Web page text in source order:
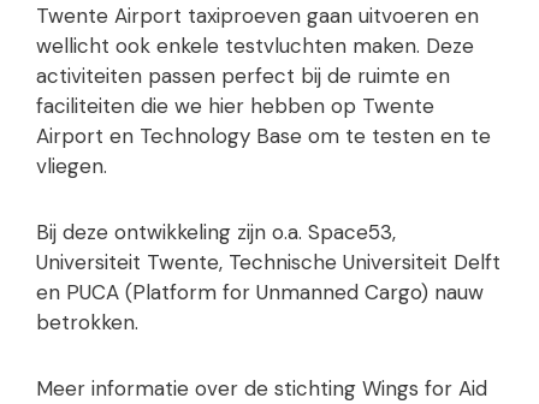
Twente Airport taxiproeven gaan uitvoeren en
wellicht ook enkele testvluchten maken. Deze
activiteiten passen perfect bij de ruimte en
faciliteiten die we hier hebben op Twente
Airport en Technology Base om te testen en te
vliegen.
Bij deze ontwikkeling zijn o.a. Space53,
Universiteit Twente, Technische Universiteit Delft
en PUCA (Platform for Unmanned Cargo) nauw
betrokken.
Meer informatie over de stichting Wings for Aid